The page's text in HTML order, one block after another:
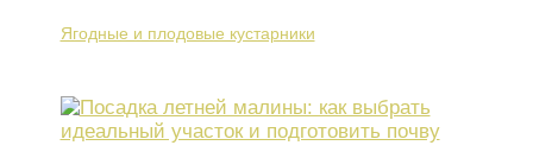
Ягодные и плодовые кустарники